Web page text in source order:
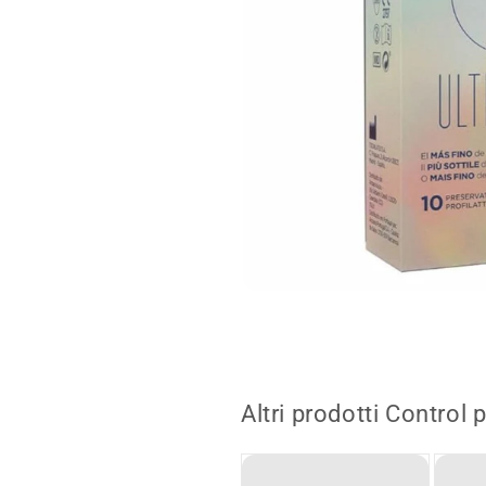
Altri prodotti Control